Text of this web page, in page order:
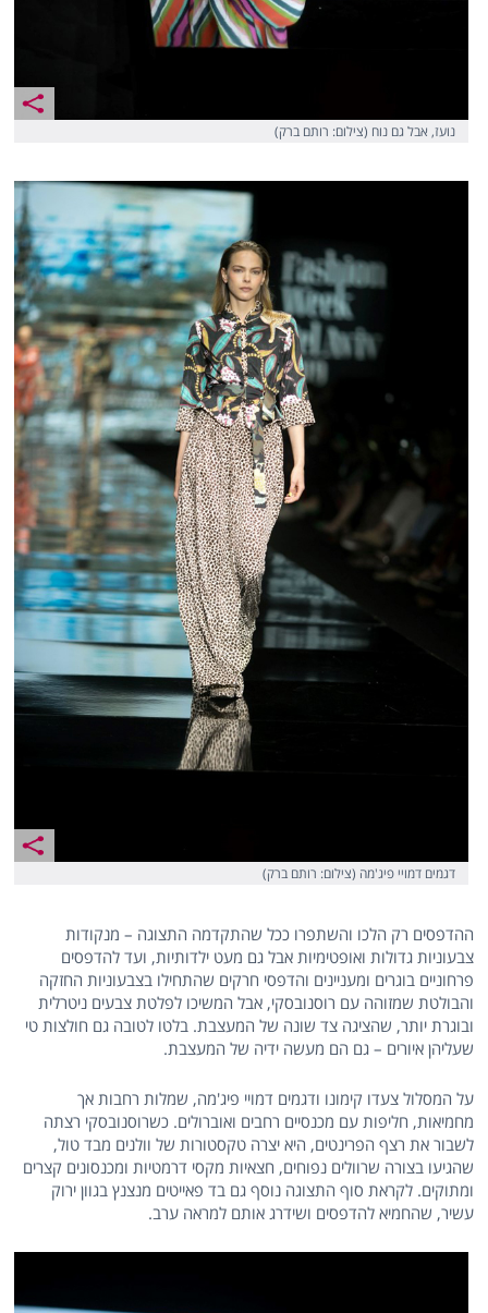
נועז, אבל גם נוח (צילום: רותם ברק)
דגמים דמויי פיג'מה (צילום: רותם ברק)
ההדפסים רק הלכו והשתפרו ככל שהתקדמה התצוגה – מנקודות
צבעוניות גדולות ואופטימיות אבל גם מעט ילדותיות, ועד להדפסים
פרחוניים בוגרים ומעניינים והדפסי חרקים שהתחילו בצבעוניות החזקה
והבולטת שמזוהה עם רוסנובסקי, אבל המשיכו לפלטת צבעים ניטרלית
ובוגרת יותר, שהציגה צד שונה של המעצבת. בלטו לטובה גם חולצות טי
שעליהן איורים – גם הם מעשה ידיה של המעצבת.
על המסלול צעדו קימונו ודגמים דמויי פיג'מה, שמלות רחבות אך
מחמיאות, חליפות עם מכנסיים רחבים ואוברולים. כשרוסנובסקי רצתה
לשבור את רצף הפרינטים, היא יצרה טקסטורות של וולנים מבד טול,
שהגיעו בצורה שרוולים נפוחים, חצאיות מקסי דרמטיות ומכנסונים קצרים
ומתוקים. לקראת סוף התצוגה נוסף גם בד פאייטים מנצנץ בגוון ירוק
עשיר, שהחמיא להדפסים ושידרג אותם למראה ערב.